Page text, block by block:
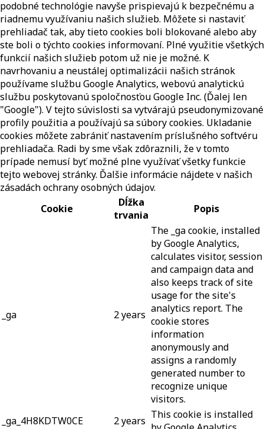
podobné technológie navyše prispievajú k bezpečnému a
riadnemu využívaniu našich služieb. Môžete si nastaviť
prehliadač tak, aby tieto cookies boli blokované alebo aby
ste boli o týchto cookies informovaní. Plné využitie všetkých
funkcií našich služieb potom už nie je možné. K
navrhovaniu a neustálej optimalizácii našich stránok
používame službu Google Analytics, webovú analytickú
službu poskytovanú spoločnosťou Google Inc. (Ďalej len
"Google"). V tejto súvislosti sa vytvárajú pseudonymizované
profily použitia a používajú sa súbory cookies. Ukladanie
cookies môžete zabrániť nastavením príslušného softvéru
prehliadača. Radi by sme však zdôraznili, že v tomto
prípade nemusí byť možné plne využívať všetky funkcie
tejto webovej stránky. Ďalšie informácie nájdete v našich
zásadách ochrany osobných údajov.
Cookie
Dĺžka
trvania
Popis
_ga 2 years
The _ga cookie, installed
by Google Analytics,
calculates visitor, session
and campaign data and
also keeps track of site
usage for the site's
analytics report. The
cookie stores
information
anonymously and
assigns a randomly
generated number to
recognize unique
visitors.
_ga_4H8KDTW0CE
2 years This cookie is installed